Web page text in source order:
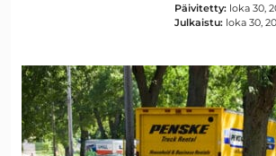
Päivitetty: loka 30,
Julkaistu: loka 30,